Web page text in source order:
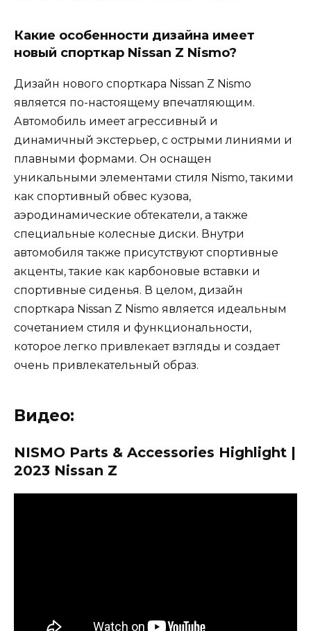
Какие особенности дизайна имеет
новый спорткар Nissan Z Nismo?
Дизайн нового спорткара Nissan Z Nismo
является по-настоящему впечатляющим.
Автомобиль имеет агрессивный и
динамичный экстерьер, с острыми линиями и
плавными формами. Он оснащен
уникальными элементами стиля Nismo, такими
как спортивный обвес кузова,
аэродинамические обтекатели, а также
специальные колесные диски. Внутри
автомобиля также присутствуют спортивные
акценты, такие как карбоновые вставки и
спортивные сиденья. В целом, дизайн
спорткара Nissan Z Nismo является идеальным
сочетанием стиля и функциональности,
которое легко привлекает взгляды и создает
очень привлекательный образ.
Видео:
NISMO Parts & Accessories Highlight |
2023 Nissan Z